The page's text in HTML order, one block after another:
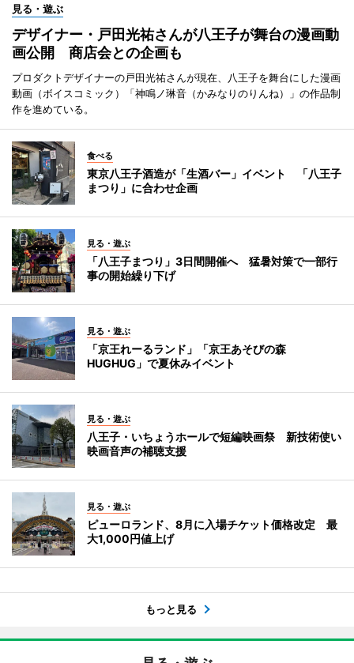
見る・遊ぶ
デザイナー・戸田光祐さんが八王子が舞台の漫画動
画公開 商店会との企画も
プロダクトデザイナーの戸田光祐さんが現在、八王子を舞台にした漫画
動画（ボイスコミック）「神鳴ノ琳音（かみなりのりんね）」の作品制
作を進めている。
食べる
東京八王子酒造が「生酒バー」イベント 「八王子
まつり」に合わせ企画
見る・遊ぶ
「八王子まつり」3日間開催へ 猛暑対策で一部行
事の開始繰り下げ
見る・遊ぶ
「京王れーるランド」「京王あそびの森
HUGHUG」で夏休みイベント
見る・遊ぶ
八王子・いちょうホールで短編映画祭 新技術使い
映画音声の補聴支援
見る・遊ぶ
ピューロランド、8月に入場チケット価格改定 最
大1,000円値上げ
もっと見る